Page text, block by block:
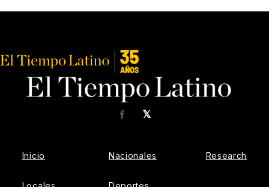
𝕏
Facebook
Inicio Nacionales Research